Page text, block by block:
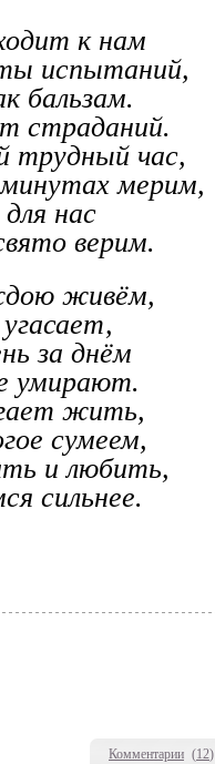
Комментарии (12)
к нам
испытаний,
бальзам.
страданий.
трудный час,
мерим,
нас
верим.
живём,
за днём
умирают.
жить,
сумеем,
и любить,
сильнее.